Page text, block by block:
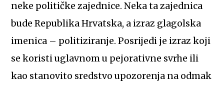
neke političke zajednice. Neka ta zajednica
bude Republika Hrvatska, a izraz glagolska
imenica – politiziranje. Posrijedi je izraz koji
se koristi uglavnom u pejorativne svrhe ili
kao stanovito sredstvo upozorenja na odmak